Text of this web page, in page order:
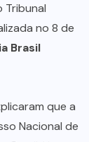
Tribunal
no 8 de
Brasil
que a
Nacional de